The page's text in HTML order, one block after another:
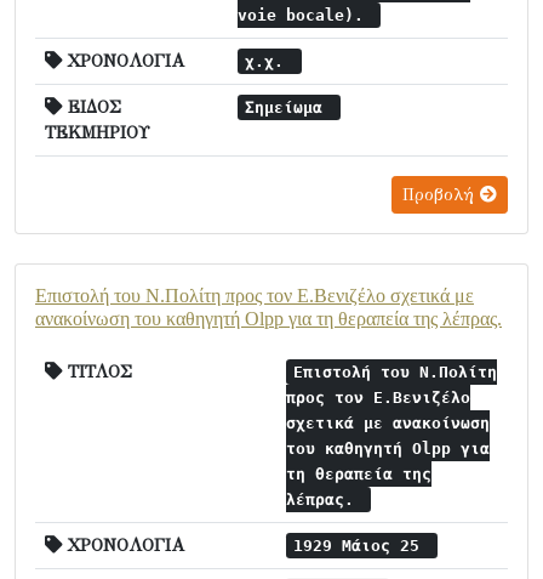
voie bocale).
ΧΡΟΝΟΛΟΓΙΑ χ.χ.
ΕΙΔΟΣ
ΤΕΚΜΗΡΙΟΥ
Σημείωμα
Προβολή
Επιστολή του Ν.Πολίτη προς τον Ε.Βενιζέλο σχετικά με
ανακοίνωση του καθηγητή Olpp για τη θεραπεία της λέπρας.
ΤΙΤΛΟΣ
Επιστολή του Ν.Πολίτη
προς τον Ε.Βενιζέλο
σχετικά με ανακοίνωση
του καθηγητή Olpp για
τη θεραπεία της
λέπρας.
ΧΡΟΝΟΛΟΓΙΑ 1929 Μάιος 25